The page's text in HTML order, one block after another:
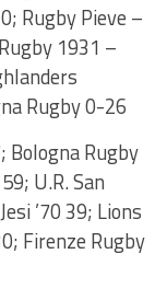
Rugby Pieve –
1931 –
Rugby 0-26
Bologna Rugby
U.R. San
’70 39; Lions
Firenze Rugby